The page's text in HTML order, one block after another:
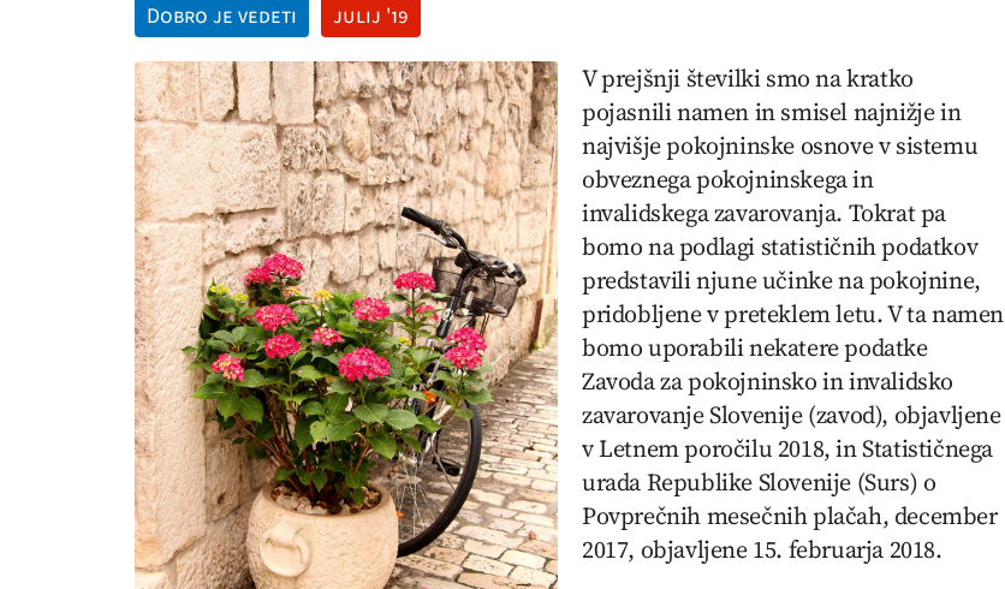
Dobro je vedeti julij '19
V prejšnji številki smo na kratko
pojasnili namen in smisel najnižje in
najvišje pokojninske osnove v sistemu
obveznega pokojninskega in
invalidskega zavarovanja. Tokrat pa
bomo na podlagi statističnih podatkov
predstavili njune učinke na pokojnine,
pridobljene v preteklem letu. V ta namen
bomo uporabili nekatere podatke
Zavoda za pokojninsko in invalidsko
zavarovanje Slovenije (zavod), objavljene
v Letnem poročilu 2018, in Statističnega
urada Republike Slovenije (Surs) o
Povprečnih mesečnih plačah, december
2017, objavljene 15. februarja 2018.